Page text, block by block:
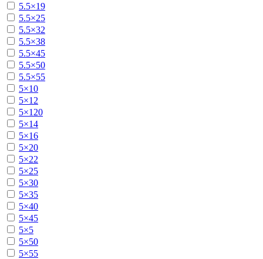
5.5×19
5.5×25
5.5×32
5.5×38
5.5×45
5.5×50
5.5×55
5×10
5×12
5×120
5×14
5×16
5×20
5×22
5×25
5×30
5×35
5×40
5×45
5×5
5×50
5×55